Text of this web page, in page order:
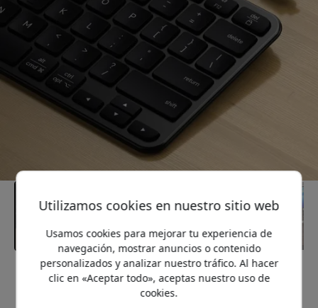
Precio recomendado
54.99 EUR
Utilizamos cookies en nuestro sitio web
Usamos cookies para mejorar tu experiencia de
navegación, mostrar anuncios o contenido
personalizados y analizar nuestro tráfico. Al hacer
clic en «Aceptar todo», aceptas nuestro uso de
cookies.